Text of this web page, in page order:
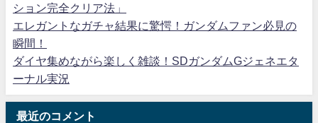
ション完全クリア法」
エレガントなガチャ結果に驚愕！ガンダムファン必見の
瞬間！
ダイヤ集めながら楽しく雑談！SDガンダムGジェネエタ
ーナル実況
最近のコメント